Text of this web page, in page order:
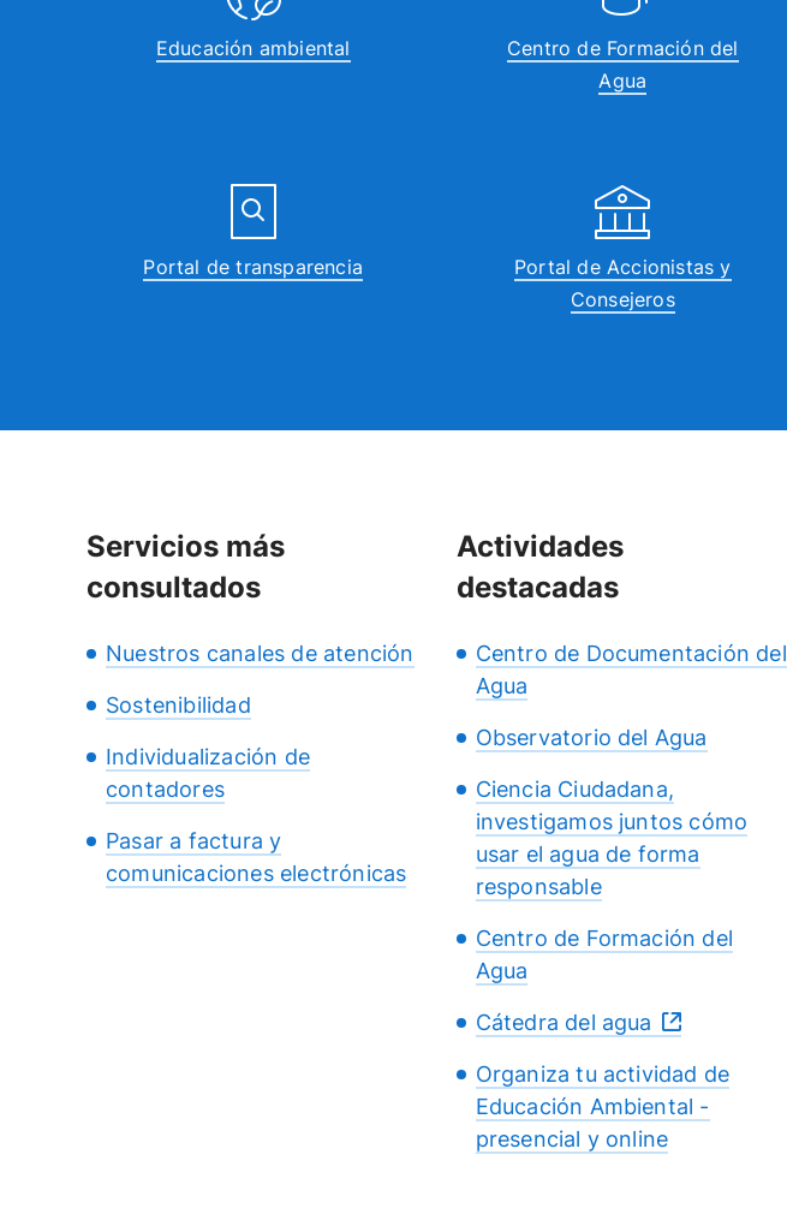
Educación ambiental
Centro de Formación del
Agua
Portal de transparencia
Portal de Accionistas y
Consejeros
Servicios más
consultados
Nuestros canales de atención
Sostenibilidad
Individualización de
contadores
Pasar a factura y
comunicaciones electrónicas
Actividades
destacadas
Centro de Documentación del
Agua
Observatorio del Agua
Ciencia Ciudadana,
investigamos juntos cómo
usar el agua de forma
responsable
Centro de Formación del
Agua
Cátedra del agua
Organiza tu actividad de
Educación Ambiental -
presencial y online